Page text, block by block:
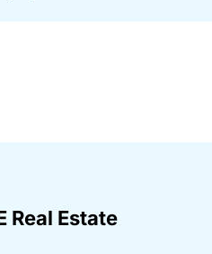
Real Estate